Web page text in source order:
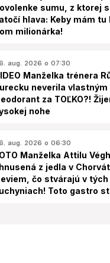
sumu, z ktorej
hlava: Keby mám tu
milionárka!
aug. 2026 o 07:30
Manželka trénera
neverila vlastným
za TOĽKO?!
nohe
aug. 2026 o 06:30
Manželka Attilu
z jedla v
čo stvárajú v tých
Toto gastro